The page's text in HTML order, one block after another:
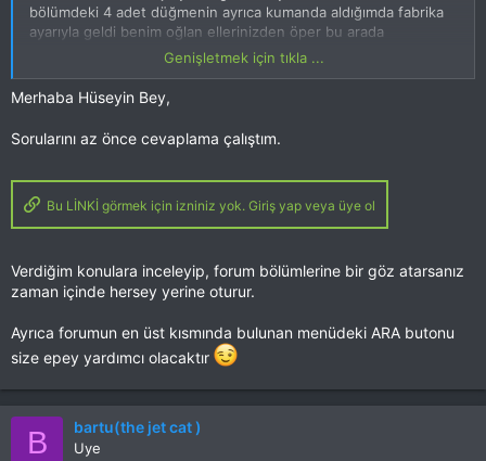
bölümdeki 4 adet düğmenin ayrıca kumanda aldığımda fabrika
ayarıyla geldi benim oğlan ellerinizden öper bu arada
kumandayı kurcalamış büyük ihtimalle ayarlarını bozmuş
helikopter çalışırken aşırı derecede sallanıyor ve komutları çok
geç algılıyor kuman dayı fabrika ayarlarına tekrardan döndüre
bilir miyim nasıl yapacağım konusunda yardımcı olursanız
sevinirim ayrıca bana önere bileceğiniz simülatör tavsiyesinde
buluna bilir misiniz kullandığım kumandayla futaba T6. ile
girişi var acaba bilgisayara bağlamak için mi şimdiden teşekkür
ederim yardımlarınız için bilgisayar kullanımında yeni olduğum
için formda nasıl nereye mesaj yazacağımı pek bilmiyorum bana
Genişletmek için tıkla ...
Merhaba Hüseyin Bey,
Sorularını az önce cevaplama çalıştım.
Bu LİNKİ görmek için izniniz yok. Giriş yap veya üye ol
Verdiğim konulara inceleyip, forum bölümlerine bir göz atarsanız
zaman içinde hersey yerine oturur.
Ayrıca forumun en üst kısmında bulunan menüdeki ARA butonu
size epey yardımcı olacaktır
B bartu(the jet cat )
Uye